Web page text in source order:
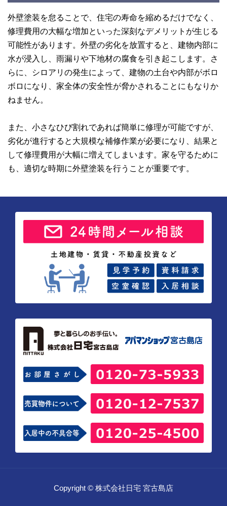
外壁塗装を怠ることで、住宅の寿命を縮めるだけでなく、
修理費用の大幅な増加といった深刻なデメリットが生じる
可能性があります。外壁の劣化を放置すると、建物内部に
水が浸入し、雨漏りや下地材の腐食を引き起こします。さ
らに、シロアリの発生によって、建物の土台や内部がボロ
ボロになり、家全体の安全性が脅かされることにもなりか
ねません。
また、小さなひび割れであれば簡単に修理が可能ですが、
劣化が進行すると大規模な補修作業が必要になり、結果と
して修理費用が大幅に増えてしまいます。家を守るために
も、適切な時期に外壁塗装を行うことが重要です。
Copyright © 株式会社日宅 宮古島店